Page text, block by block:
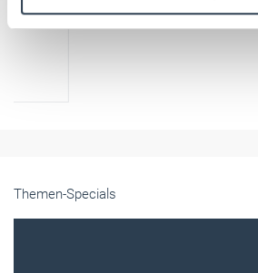
Weitere Informationen:Impressum
Themen-Specials